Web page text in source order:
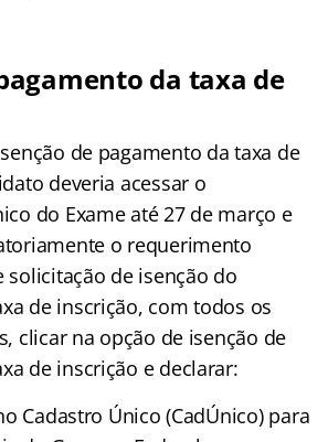
da taxa de
de pagamento da taxa de
deveria acessar o
do Exame até 27 de março e
o requerimento
de isenção do
de inscrição, com todos os
clicar na opção de isenção de
de inscrição e declarar:
Cadastro Único (CadÚnico) para